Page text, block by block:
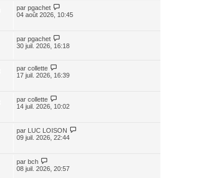
par pgachet
04 août 2026, 10:45
par pgachet
30 juil. 2026, 16:18
par collette
17 juil. 2026, 16:39
par collette
14 juil. 2026, 10:02
par LUC LOISON
09 juil. 2026, 22:44
par bch
08 juil. 2026, 20:57